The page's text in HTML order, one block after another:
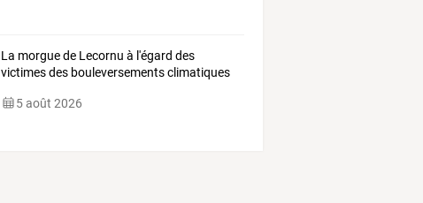
La morguede Lecornu à l'égard des
victimesdes bouleversementsclimatiques
5 août 2026